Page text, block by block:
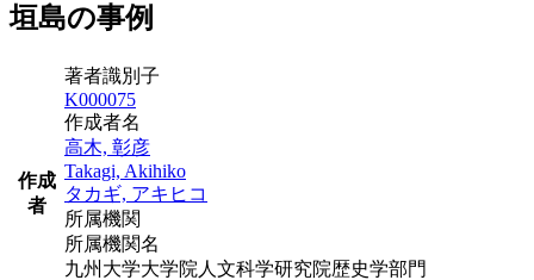
垣島の事例
作成
者
著者識別子
K000075
作成者名
高木, 彰彦
Takagi, Akihiko
タカギ, アキヒコ
所属機関
所属機関名
九州大学大学院人文科学研究院歴史学部門